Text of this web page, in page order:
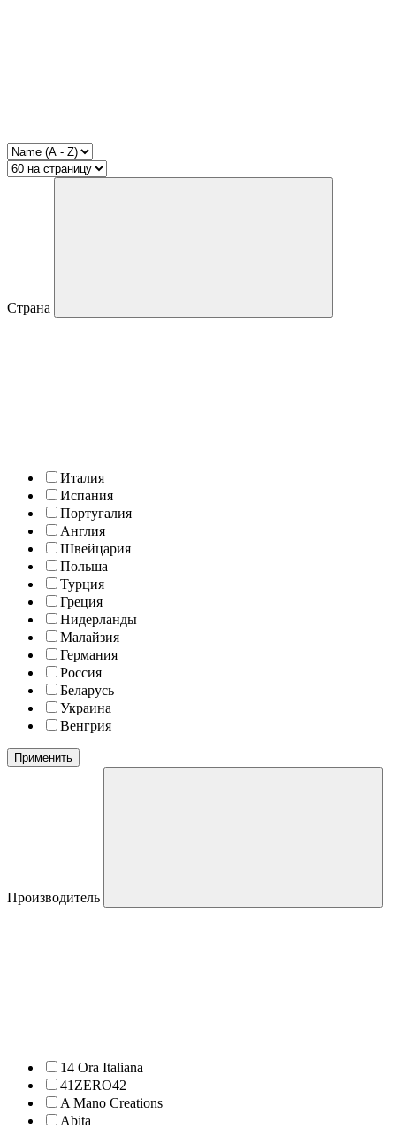
Страна
Италия
Испания
Португалия
Англия
Швейцария
Польша
Турция
Греция
Нидерланды
Малайзия
Германия
Россия
Беларусь
Украина
Венгрия
Применить
Производитель
14 Ora Italiana
41ZERO42
A Mano Creations
Abita